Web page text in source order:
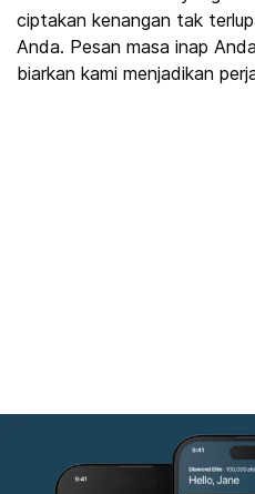
ciptakan kenangan tak
Anda. Pesan masa inap
biarkan kami menjadikan